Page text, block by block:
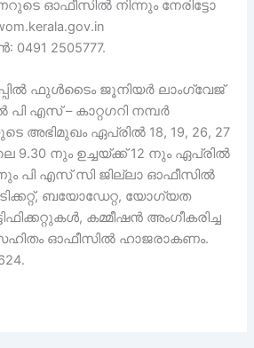
ഓഫീസിൽ നിന്നും നേരിട്ടോ
2505777.
ഫുൾടൈം ജൂനിയർ ലാംഗ്വേജ്
എസ് – കാറ്റഗറി നമ്പർ
അഭിമുഖം ഏപ്രിൽ 18, 19, 26, 27
9.30 നും ഉച്ചയ്ക്ക് 12 നും ഏപ്രിൽ
പി എസ് സി ജില്ലാ ഓഫീസിൽ
ബയോഡേറ്റ, യോഗ്യത
കമ്മീഷൻ അംഗീകരിച്ച
സഹിതം ഓഫീസിൽ ഹാജരാകണം.